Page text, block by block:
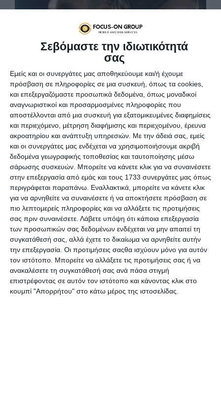
Σεβόμαστε την ιδιωτικότητά
σας
Εμείς και οι συνεργάτες μας αποθηκεύουμε και/ή έχουμε
πρόσβαση σε πληροφορίες σε μια συσκευή, όπως τα cookies,
και επεξεργαζόμαστε προσωπικά δεδομένα, όπως μοναδικοί
αναγνωριστικοί και προσαρμοσμένες πληροφορίες που
αποστέλλονται από μια συσκευή για εξατομικευμένες διαφημίσεις
και περιεχόμενο, μέτρηση διαφήμισης και περιεχομένου, έρευνα
ακροατηρίου και ανάπτυξη υπηρεσιών. Με την άδειά σας, εμείς
και οι συνεργάτες μας ενδέχεται να χρησιμοποιήσουμε ακριβή
δεδομένα γεωγραφικής τοποθεσίας και ταυτοποίησης μέσω
σάρωσης συσκευών. Μπορείτε να κάνετε κλικ για να συναινέσετε
στην επεξεργασία από εμάς και τους 1733 συνεργάτες μας όπως
περιγράφεται παραπάνω. Εναλλακτικά, μπορείτε να κάνετε κλικ
για να αρνηθείτε να συναινέσετε ή να αποκτήσετε πρόσβαση σε
πιο λεπτομερείς πληροφορίες και να αλλάξετε τις προτιμήσεις
σας πριν συναινέσετε. Λάβετε υπόψη ότι κάποια επεξεργασία
των προσωπικών σας δεδομένων ενδέχεται να μην απαιτεί τη
συγκατάθεσή σας, αλλά έχετε το δικαίωμα να αρνηθείτε αυτήν
την επεξεργασία. Οι προτιμήσεις σαςθα ισχύουν μόνο για αυτόν
τον ιστότοπο. Μπορείτε να αλλάξετε τις προτιμήσεις σας ή να
ανακαλέσετε τη συγκατάθεσή σας ανά πάσα στιγμή
επιστρέφοντας σε αυτόν τον ιστότοπο και κάνοντας κλικ στο
κουμπί "Απορρήτου" στο κάτω μέρος της ιστοσελίδας.
Premium Ιστοσελίδες WordPress για
Γυμναστήρια & Χώρους Fitness
7 Απριλίου 2025
QUIZ: 7 Ερωτήσεις για
Προγραμματιστές